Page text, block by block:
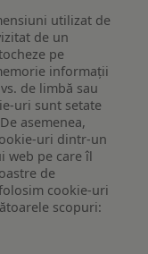
utilizat de
de un
pe
informații
de limbă sau
uri sunt setate
asemenea,
uri dintr-un
web pe care îl
de
cookie-uri
scopuri: